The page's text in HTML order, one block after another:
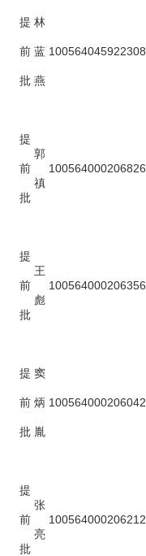
提
前
批
林
蓝
燕
100564045922308
提
前
批
郭
禛
100564000206826
提
前
批
王
彪
100564000206356
提
前
批
窦
炳
胤
100564000206042
提
前
批
张
亮
100564000206212